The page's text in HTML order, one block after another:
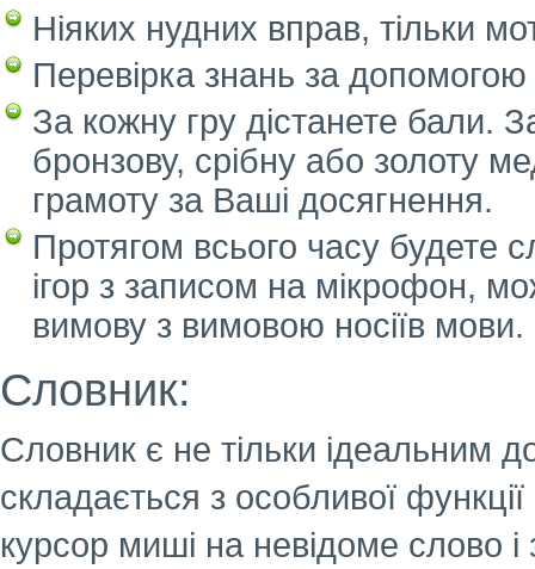
Ніяких нудних вправ, тільки
Перевірка знань за допомогою
За кожну гру дістанете бали.
бронзову, срібну або золоту
грамоту за Ваші досягнення.
Протягом всього часу будете
ігор з записом на мікрофон,
вимову з вимовою носіїв мови.
Словник:
Словник є не тільки ідеальним
складається з особливої
курсор миші на невідоме слово